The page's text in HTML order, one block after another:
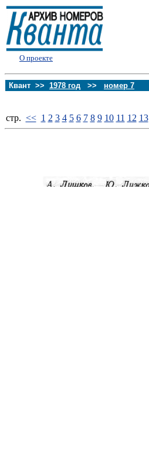
О проекте
Квант >> 1978 год >> номер 7
стp. << 1 2 3 4 5 6 7 8 9 10 11 12 13